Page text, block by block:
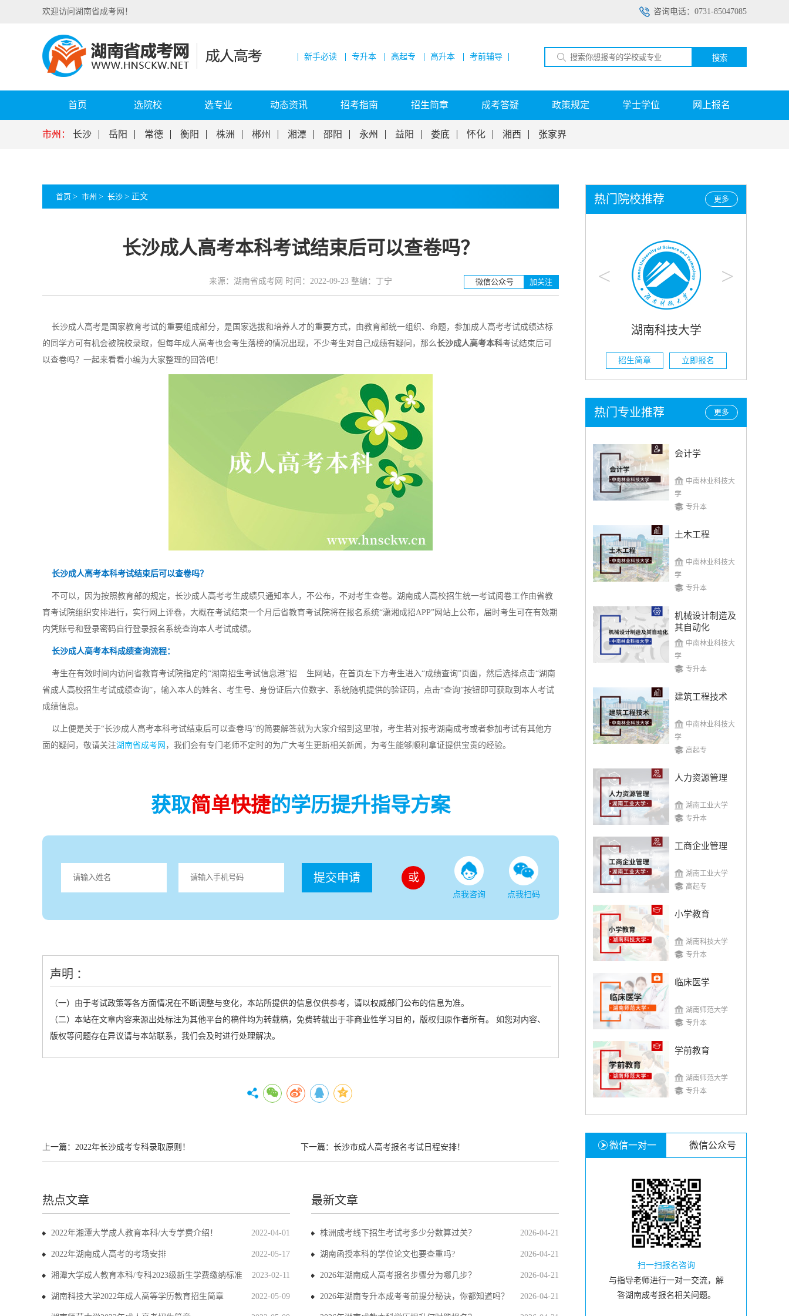
咨询电话：0731-85047085
欢迎访问湖南省成考网！
新手必读 专升本 高起专 高升本 考前辅导 搜索
首页 选院校 选专业 动态资讯 招考指南 招生简章 成考答疑 政策规定 学士学位 网上报名
市州： 长沙 岳阳 常德 衡阳 株洲 郴州 湘潭 邵阳 永州 益阳 娄底 怀化 湘西 张家界
首页 > 市州 > 长沙 > 正文
长沙成人高考本科考试结束后可以查卷吗？
来源：湖南省成考网 时间：2022-09-23 整编：丁宁 微信公众号 加关注
长沙成人高考是国家教育考试的重要组成部分，是国家选拔和培养人才的重要方式，由教育部统一组织、命题，参加成人高考考试成绩达标
的同学方可有机会被院校录取，但每年成人高考也会考生落榜的情况出现，不少考生对自己成绩有疑问，那么长沙成人高考本科考试结束后可
以查卷吗？一起来看看小编为大家整理的回答吧！
长沙成人高考本科考试结束后可以查卷吗？
不可以，因为按照教育部的规定，长沙成人高考考生成绩只通知本人，不公布，不对考生查卷。湖南成人高校招生统一考试阅卷工作由省教
育考试院组织安排进行，实行网上评卷，大概在考试结束一个月后省教育考试院将在报名系统“潇湘成招APP”网站上公布，届时考生可在有效期
内凭账号和登录密码自行登录报名系统查询本人考试成绩。
长沙成人高考本科成绩查询流程：
考生在有效时间内访问省教育考试院指定的“湖南招生考试信息港”招 生网站，在首页左下方考生进入“成绩查询”页面，然后选择点击“湖南
省成人高校招生考试成绩查询”，输入本人的姓名、考生号、身份证后六位数字、系统随机提供的验证码，点击“查询”按钮即可获取到本人考试
成绩信息。
以上便是关于“长沙成人高考本科考试结束后可以查卷吗”的简要解答就为大家介绍到这里啦，考生若对报考湖南成考或者参加考试有其他方
面的疑问，敬请关注湖南省成考网 ，我们会有专门老师不定时的为广大考生更新相关新闻，为考生能够顺利拿证提供宝贵的经验。
获取简单快捷的学历提升指导方案
提交申请 或
点我咨询 点我扫码
声明 ：
（一）由于考试政策等各方面情况在不断调整与变化，本站所提供的信息仅供参考，请以权威部门公布的信息为准。
（二）本站在文章内容来源出处标注为其他平台的稿件均为转载稿，免费转载出于非商业性学习目的，版权归原作者所有。 如您对内容、
版权等问题存在异议请与本站联系，我们会及时进行处理解决。
上一篇： 2022年长沙成考专科录取原则！ 下一篇： 长沙市成人高考报名考试日程安排！
热点文章
2022-04-01
2022年湘潭大学成人教育本科/大专学费介绍！
2022-05-17
2022年湖南成人高考的考场安排
2023-02-11
湘潭大学成人教育本科/专科2023级新生学费缴纳标准
2022-05-09
湖南科技大学2022年成人高等学历教育招生简章
最新文章
2026-04-21
株洲成考线下招生考试考多少分数算过关？
2026-04-21
湖南函授本科的学位论文也要查重吗?
2026-04-21
2026年湖南成人高考报名步骤分为哪几步？
2026-04-21
2026年湖南专升本成考考前提分秘诀，你都知道吗？
更多
热门院校推荐
< >
湖南工业大学 湖南科技大学 湖南农业大学
招生简章
更多
热门专业推荐
会计学
中南林业科技大
学
专升本
土木工程
中南林业科技大
学
专升本
机械设计制造及
其自动化
中南林业科技大
学
专升本
建筑工程技术
中南林业科技大
学
高起专
人力资源管理
湖南工业大学
专升本
工商企业管理
湖南工业大学
高起专
小学教育
湖南科技大学
专升本
临床医学
湖南师范大学
专升本
学前教育
湖南师范大学
专升本
微信一对一 微信公众号
扫一扫报名咨询
与指导老师进行一对一交流，解
答湖南成考报名相关问题。